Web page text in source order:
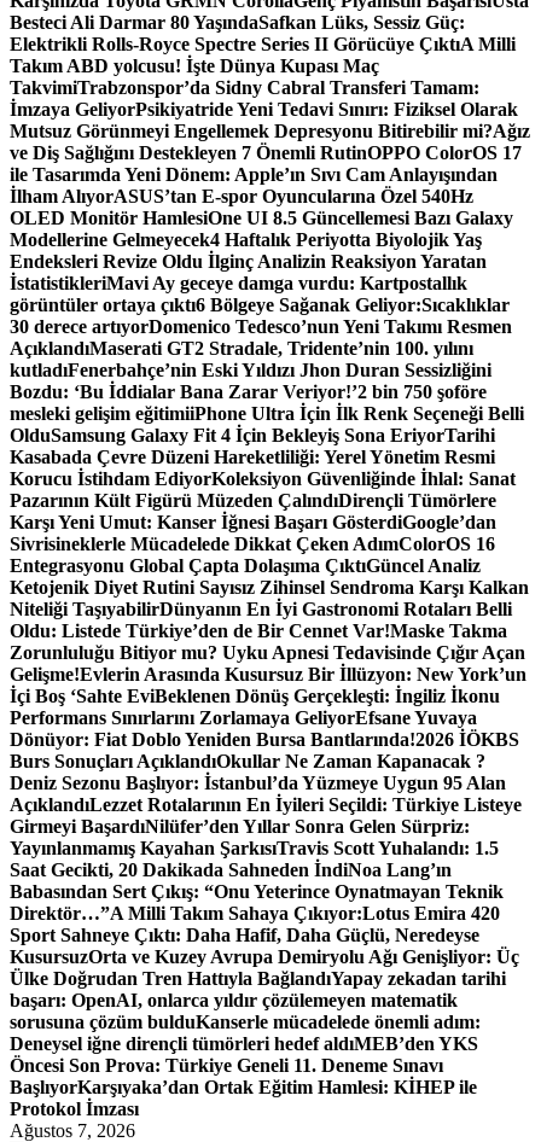
Besteci Ali Darmar 80 YaşındaSafkan Lüks, Sessiz Güç:
Elektrikli Rolls-Royce Spectre Series II Görücüye ÇıktıA Milli
Takım ABD yolcusu! İşte Dünya Kupası Maç
TakvimiTrabzonspor’da Sidny Cabral Transferi Tamam:
İmzaya GeliyorPsikiyatride Yeni Tedavi Sınırı: Fiziksel Olarak
Mutsuz Görünmeyi Engellemek Depresyonu Bitirebilir mi?Ağız
ve Diş Sağlığını Destekleyen 7 Önemli RutinOPPO ColorOS 17
ile Tasarımda Yeni Dönem: Apple’ın Sıvı Cam Anlayışından
İlham AlıyorASUS’tan E-spor Oyuncularına Özel 540Hz
OLED Monitör HamlesiOne UI 8.5 Güncellemesi Bazı Galaxy
Modellerine Gelmeyecek4 Haftalık Periyotta Biyolojik Yaş
Endeksleri Revize Oldu İlginç Analizin Reaksiyon Yaratan
İstatistikleriMavi Ay geceye damga vurdu: Kartpostallık
görüntüler ortaya çıktı6 Bölgeye Sağanak Geliyor:Sıcaklıklar
30 derece artıyorDomenico Tedesco’nun Yeni Takımı Resmen
AçıklandıMaserati GT2 Stradale, Tridente’nin 100. yılını
kutladıFenerbahçe’nin Eski Yıldızı Jhon Duran Sessizliğini
Bozdu: ‘Bu İddialar Bana Zarar Veriyor!’2 bin 750 şoföre
mesleki gelişim eğitimiiPhone Ultra İçin İlk Renk Seçeneği Belli
OlduSamsung Galaxy Fit 4 İçin Bekleyiş Sona EriyorTarihi
Kasabada Çevre Düzeni Hareketliliği: Yerel Yönetim Resmi
Korucu İstihdam EdiyorKoleksiyon Güvenliğinde İhlal: Sanat
Pazarının Kült Figürü Müzeden ÇalındıDirençli Tümörlere
Karşı Yeni Umut: Kanser İğnesi Başarı GösterdiGoogle’dan
Sivrisineklerle Mücadelede Dikkat Çeken AdımColorOS 16
Entegrasyonu Global Çapta Dolaşıma ÇıktıGüncel Analiz
Ketojenik Diyet Rutini Sayısız Zihinsel Sendroma Karşı Kalkan
Niteliği TaşıyabilirDünyanın En İyi Gastronomi Rotaları Belli
Oldu: Listede Türkiye’den de Bir Cennet Var!Maske Takma
Zorunluluğu Bitiyor mu? Uyku Apnesi Tedavisinde Çığır Açan
Gelişme!Evlerin Arasında Kusursuz Bir İllüzyon: New York’un
İçi Boş ‘Sahte EviBeklenen Dönüş Gerçekleşti: İngiliz İkonu
Performans Sınırlarını Zorlamaya GeliyorEfsane Yuvaya
Dönüyor: Fiat Doblo Yeniden Bursa Bantlarında!2026 İÖKBS
Burs Sonuçları AçıklandıOkullar Ne Zaman Kapanacak ?
Deniz Sezonu Başlıyor: İstanbul’da Yüzmeye Uygun 95 Alan
AçıklandıLezzet Rotalarının En İyileri Seçildi: Türkiye Listeye
Girmeyi BaşardıNilüfer’den Yıllar Sonra Gelen Sürpriz:
Yayınlanmamış Kayahan ŞarkısıTravis Scott Yuhalandı: 1.5
Saat Gecikti, 20 Dakikada Sahneden İndiNoa Lang’ın
Babasından Sert Çıkış: “Onu Yeterince Oynatmayan Teknik
Direktör…”A Milli Takım Sahaya Çıkıyor:Lotus Emira 420
Sport Sahneye Çıktı: Daha Hafif, Daha Güçlü, Neredeyse
KusursuzOrta ve Kuzey Avrupa Demiryolu Ağı Genişliyor: Üç
Ülke Doğrudan Tren Hattıyla BağlandıYapay zekadan tarihi
başarı: OpenAI, onlarca yıldır çözülemeyen matematik
sorusuna çözüm bulduKanserle mücadelede önemli adım:
Deneysel iğne dirençli tümörleri hedef aldıMEB’den YKS
Öncesi Son Prova: Türkiye Geneli 11. Deneme Sınavı
BaşlıyorKarşıyaka’dan Ortak Eğitim Hamlesi: KİHEP ile
Protokol İmzası
Ağustos 7, 2026